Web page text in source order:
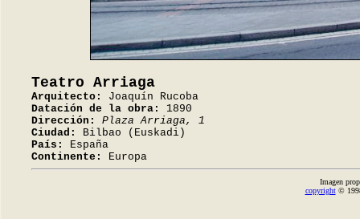
Teatro Arriaga
Arquitecto:
Joaquín Rucoba
Datación de la obra:
1890
Dirección:
Plaza Arriaga, 1
Ciudad:
Bilbao (Euskadi)
País:
España
Continente:
Europa
Imagen
copyright©